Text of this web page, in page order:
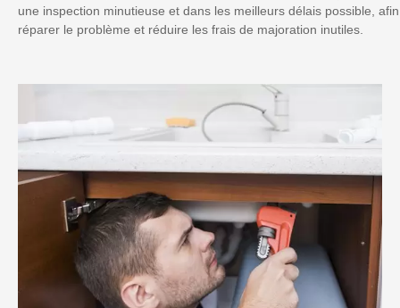
une inspection minutieuse et dans les meilleurs délais possible, afin
réparer le problème et réduire les frais de majoration inutiles.